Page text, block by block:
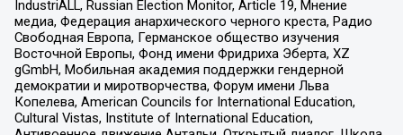
IndustriALL, Russian Election Monitor, Article 19, Мнение
медиа, Федерация анархического черного креста, Радио
Свободная Европа, Германское общество изучения
Восточной Европы, Фонд имени Фридриха Эберта, XZ
gGmbH, Мобильная академия поддержки гендерной
демократии и миротворчества, Форум имени Льва
Копелева, American Councils for International Education,
Cultural Vistas, Institute of International Education,